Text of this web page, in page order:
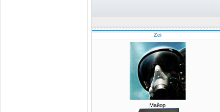
Zei
Майор